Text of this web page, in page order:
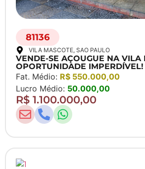
81136
VILA MASCOTE, SAO PAULO
VENDE-SE AÇOUGUE NA VILA
OPORTUNIDADE IMPERDÍVEL!
Fat. Médio: R$ 550.000,00
Lucro Médio: 50.000,00
R$ 1.100.000,00